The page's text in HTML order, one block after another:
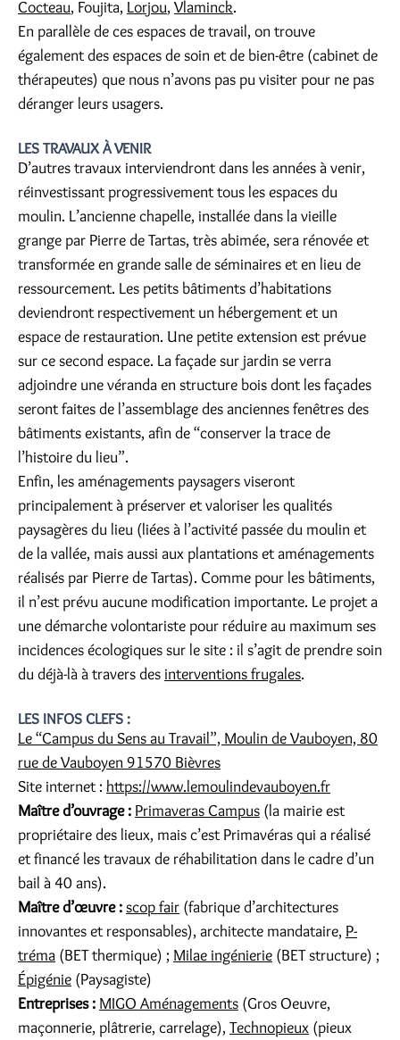
Cocteau, Foujita, Lorjou,Vlaminck.
En parallèle de ces espaces de travail, on trouve
également des espaces de soin et de bien-être (cabinet de
thérapeutes) que nous n’avons pas pu visiter pour ne pas
déranger leurs usagers.
LES TRAVAUX À VENIR
D’autres travaux interviendront dans les années à venir,
réinvestissant progressivement tous les espaces du
moulin. L’ancienne chapelle, installée dans la vieille
grange par Pierre de Tartas, très abimée, sera rénovée et
transformée en grande salle de séminaires et en lieu de
ressourcement. Les petits bâtiments d’habitations
deviendront respectivement un hébergement et un
espace de restauration. Une petite extension est prévue
sur ce second espace. La façade sur jardin se verra
adjoindre une véranda en structure bois dont les façades
seront faites de l’assemblage des anciennes fenêtres des
bâtiments existants, afin de “conserver la trace de
l’histoire du lieu”.
Enfin, les aménagements paysagers viseront
principalement à préserver et valoriser les qualités
paysagères du lieu (liées à l’activité passée du moulin et
de la vallée, mais aussi aux plantations et aménagements
réalisés par Pierre de Tartas). Comme pour les bâtiments,
il n’est prévu aucune modification importante. Le projet a
une démarche volontariste pour réduire au maximum ses
incidences écologiques sur le site : il s’agit de prendre soin
du déjà-là à travers des interventions frugales.
LES INFOS CLEFS :
Le “Campus du Sens au Travail”, Moulin de Vauboyen, 80
rue de Vauboyen 91570 Bièvres
Site internet : https://www.lemoulindevauboyen.fr
Maître d’ouvrage : Primaveras Campus (la mairie est
propriétaire des lieux, mais c’est Primavéras qui a réalisé
et financé les travaux de réhabilitation dans le cadre d’un
bail à 40 ans).
Maître d’œuvre :scop fair (fabrique d’architectures
innovantes et responsables), architecte mandataire, P-
tréma (BET thermique) ; Milae ingénierie (BET structure) ;
Épigénie (Paysagiste)
Entreprises : MIGO Aménagements (Gros Oeuvre,
maçonnerie, plâtrerie, carrelage), Technopieux (pieux